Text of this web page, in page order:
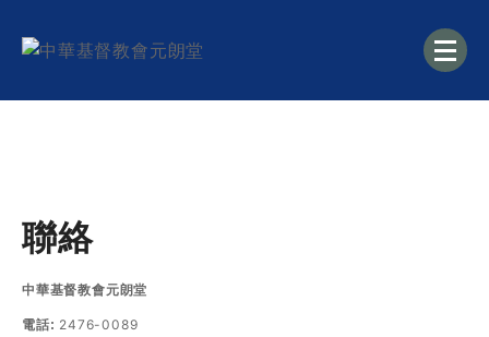
中華基督教會元朗堂
聯絡
中華基督教會元朗堂
電話: 2476-0089